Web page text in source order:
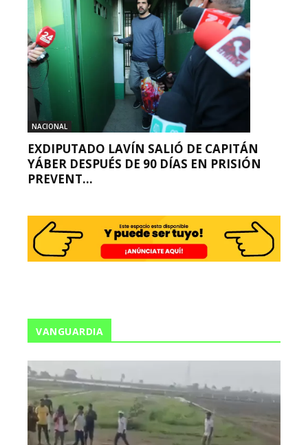
NACIONAL
EXDIPUTADO LAVÍN SALIÓ DE CAPITÁN
YÁBER DESPUÉS DE 90 DÍAS EN PRISIÓN
PREVENT...
VANGUARDIA